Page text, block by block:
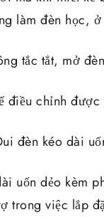
làm đèn học,
tắc tắt, mở
điều chỉnh
đèn kéo dài
uốn dẻo kèm
trong việc lắp